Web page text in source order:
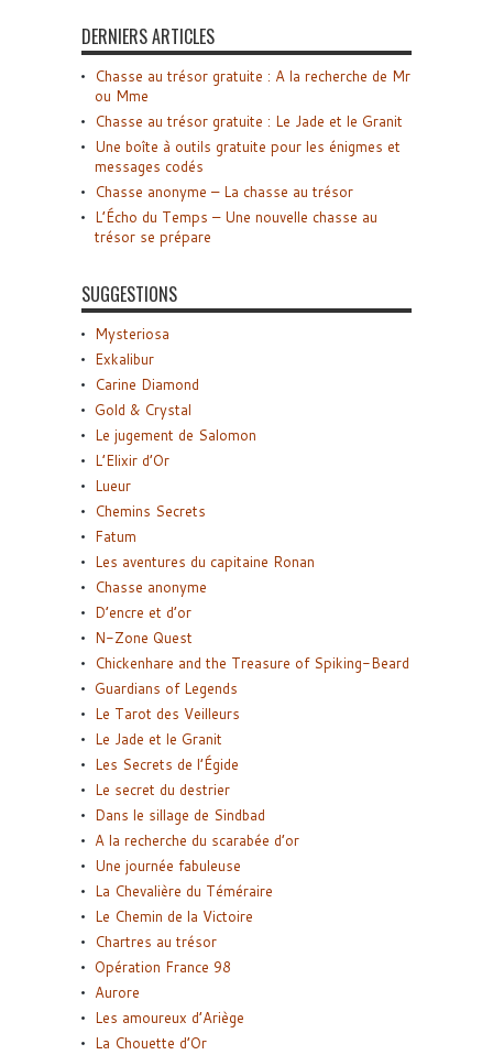
DERNIERS ARTICLES
Chasse au trésor gratuite : A la recherche de Mr
ou Mme
Chasse au trésor gratuite : Le Jade et le Granit
Une boîte à outils gratuite pour les énigmes et
messages codés
Chasse anonyme – La chasse au trésor
L’Écho du Temps – Une nouvelle chasse au
trésor se prépare
SUGGESTIONS
Mysteriosa
Exkalibur
Carine Diamond
Gold & Crystal
Le jugement de Salomon
L’Elixir d’Or
Lueur
Chemins Secrets
Fatum
Les aventures du capitaine Ronan
Chasse anonyme
D’encre et d’or
N-Zone Quest
Chickenhare and the Treasure of Spiking-Beard
Guardians of Legends
Le Tarot des Veilleurs
Le Jade et le Granit
Les Secrets de l’Égide
Le secret du destrier
Dans le sillage de Sindbad
A la recherche du scarabée d’or
Une journée fabuleuse
La Chevalière du Téméraire
Le Chemin de la Victoire
Chartres au trésor
Opération France 98
Aurore
Les amoureux d’Ariège
La Chouette d’Or